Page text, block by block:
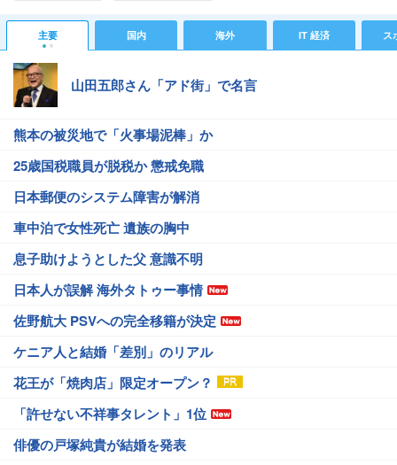
主要 国内 海外 IT 経済 ス
山田五郎さん「アド街」で名言
熊本の被災地で「火事場泥棒」か
25歳国税職員が脱税か 懲戒免職
日本郵便のシステム障害が解消
車中泊で女性死亡 遺族の胸中
息子助けようとした父 意識不明
日本人が誤解 海外タトゥー事情
佐野航大 PSVへの完全移籍が決定
ケニア人と結婚「差別」のリアル
花王が「焼肉店」限定オープン？
「許せない不祥事タレント」1位
俳優の戸塚純貴が結婚を発表